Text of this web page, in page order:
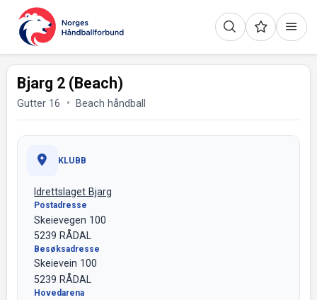
Bjarg 2 (Beach)
Gutter 16 Beach håndball
KLUBB
Idrettslaget Bjarg
Postadresse
Skeievegen 100
5239 RÅDAL
Besøksadresse
Skeievein 100
5239 RÅDAL
Hovedarena